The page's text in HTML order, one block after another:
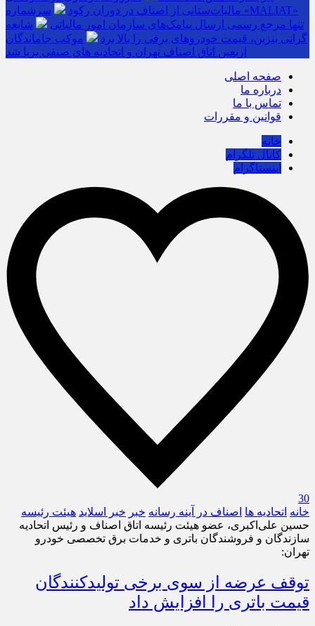
مالیات‌ستانی از اصناف در دوران رکود
سرشماره «MALIAT»
تنها مرجع رسمی ارسال پیامک‌های سازمان امور مالیاتی
شایعه
گرانی بنزین، قیمت خودروهای برقی را بالا برد
موکب جاماندگان
اربعین اتاق اصناف تهران و اتحادیه های صنفی برپا شد
صفحه اصلی
درباره ما
تماس با ما
قوانین و مقررات
خانه
کانال تلگرام
اینستاگرام
30
خانه اتحادیه ها اصناف در آینه رسانه خبر خبر اسلايد هیئت رئیسه
حسین علی‌اکبری، عضو هیئت رئیسه اتاق اصناف و رئیس اتحادیه
سازندگان و فروشندگان باتری و خدمات برق تخصصی خودرو
تهران:
توقف عرضه از سوی برخی تولیدکنندگان
قیمت باتری را افزایش داد